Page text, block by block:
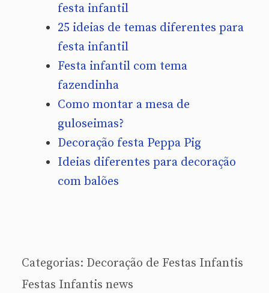
festa infantil
25 ideias de temas diferentes para
festa infantil
Festa infantil com tema
fazendinha
Como montar a mesa de
guloseimas?
Decoração festa Peppa Pig
Ideias diferentes para decoração
com balões
Categorias: Decoração de Festas Infantis
Festas Infantis news